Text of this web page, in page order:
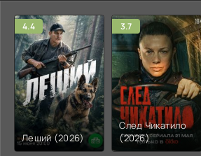
4.4
Леший (2026)
3.7
След Чикатило
(2026)